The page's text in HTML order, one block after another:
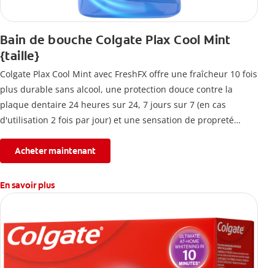
Bain de bouche Colgate Plax Cool Mint
{taille}
Colgate Plax Cool Mint avec FreshFX offre une fraîcheur 10 fois
plus durable sans alcool, une protection douce contre la
plaque dentaire 24 heures sur 24, 7 jours sur 7 (en cas
d'utilisation 2 fois par jour) et une sensation de propreté
Acheter maintenant
En savoir plus